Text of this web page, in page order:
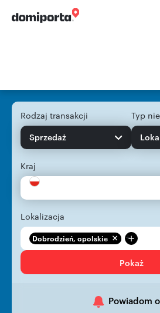
Rodzaj transakcji
Sprzedaż
Typ
Kraj
Lokalizacja
Dobrodzień, opolskie +
Pokaż
Powiadom